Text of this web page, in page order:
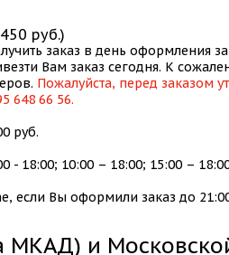
руб.)
заказ в день оформления
Вам заказ сегодня. К
Пожалуйста, перед заказом
648 66 56.
руб.
- 18:00; 10:00 – 18:00; 15:00 –
если Вы оформили заказ до
МКАД) и